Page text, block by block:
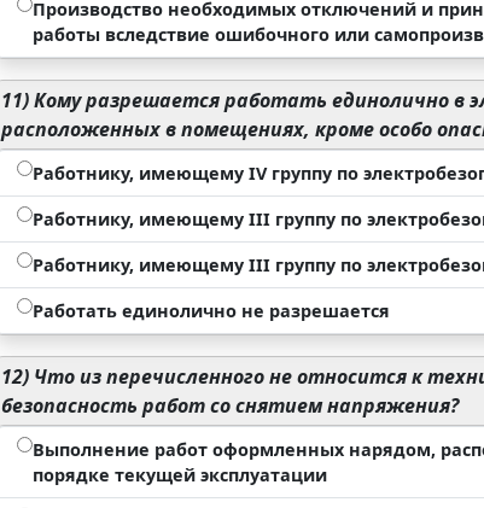
Производство необходимых отключений и
работы вследствие ошибочного или
11)Кому разрешается работать единолично в
расположенных в помещениях, кроме особо
Работнику, имеющему IV группу по
Работнику, имеющему III группу по
Работнику, имеющему III группу по
Работать единолично не разрешается
12) Что из перечисленного не относится к
безопасность работ со снятием напряжения?
Выполнение работ оформленных нарядом,
порядке текущей эксплуатации